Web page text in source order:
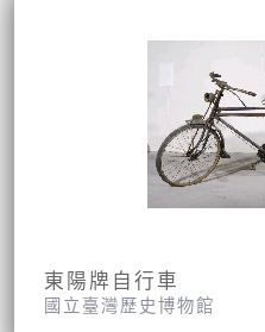
東陽牌自行車
國立臺灣歷史博物館